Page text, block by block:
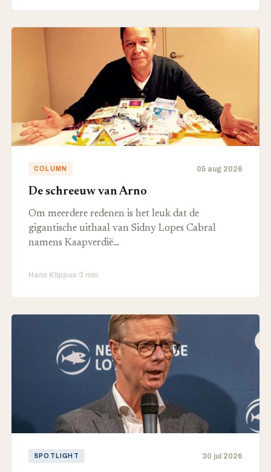
COLUMN 05 aug 2026
De schreeuw van Arno
Om meerdere redenen is het leuk dat de
gigantische uithaal van Sidny Lopes Cabral
namens Kaapverdië…
Hans Klippus·3 min
SPOTLIGHT 30 jul 2026